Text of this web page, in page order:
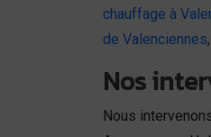
chauffage à
de Valenciennes
Nos
Nous